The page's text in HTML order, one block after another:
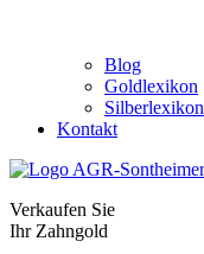
Blog
Goldlexikon
Silberlexikon
Kontakt
Verkaufen Sie
Ihr Zahngold